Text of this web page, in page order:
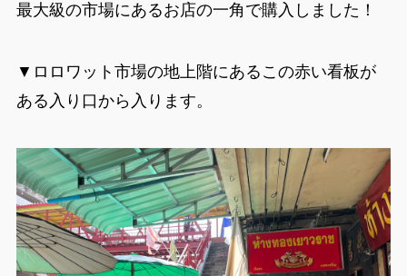
最大級の市場にあるお店の一角で購入しました！
▼ロロワット市場の地上階にあるこの赤い看板が
ある入り口から入ります。